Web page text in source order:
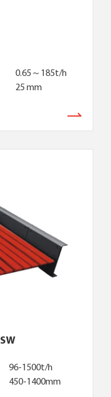
0.65～185t/h
25 mm
96-1500t/h
450-1400mm